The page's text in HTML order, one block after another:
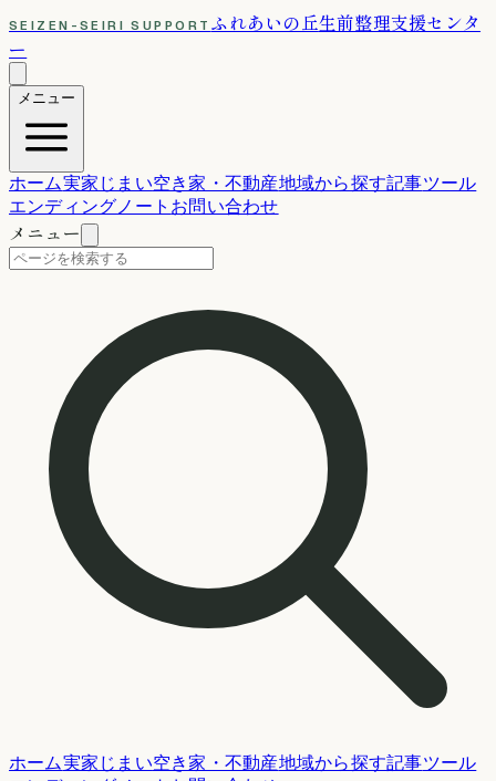
SEIZEN-SEIRI SUPPORT ふれあいの丘生前整理支援センタ
ー
メニュー
ホーム実家じまい空き家・不動産地域から探す記事ツール
エンディングノート お問い合わせ
メニュー
ホーム実家じまい空き家・不動産地域から探す記事ツール